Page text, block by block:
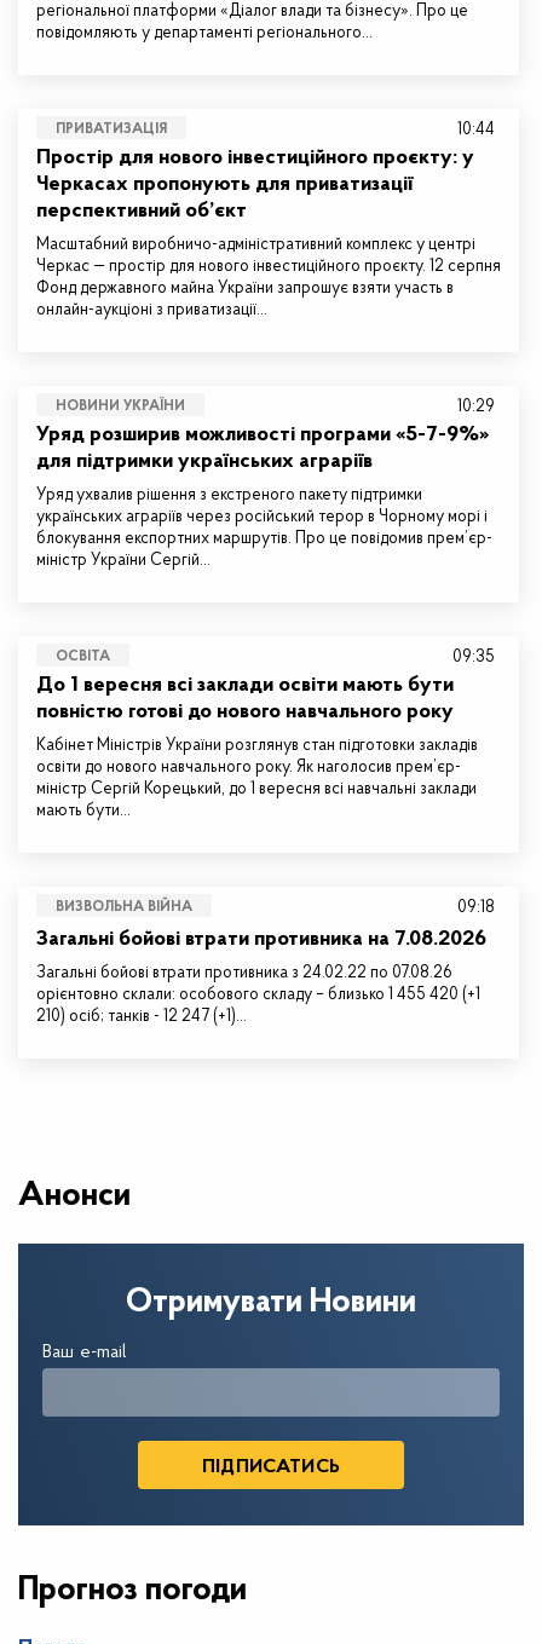
регіональної платформи «Діалог влади та бізнесу». Про це
повідомляють у департаменті регіонального…
ПРИВАТИЗАЦІЯ
Простір для нового інвестиційного проєкту: у
Черкасах пропонують для приватизації
перспективний об’єкт
Масштабний виробничо-адміністративний комплекс у центрі
Черкас — простір для нового інвестиційного проєкту. 12 серпня
Фонд державного майна України запрошує взяти участь в
онлайн-аукціоні з приватизації…
10:44
НОВИНИ УКРАЇНИ
Уряд розширив можливості програми «5-7-9%»
для підтримки українських аграріїв
Уряд ухвалив рішення з екстреного пакету підтримки
українських аграріїв через російський терор в Чорному морі і
блокування експортних маршрутів. Про це повідомив прем’єр-
міністр України Сергій…
10:29
ОСВІТА
До 1 вересня всі заклади освіти мають бути
повністю готові до нового навчального року
Кабінет Міністрів України розглянув стан підготовки закладів
освіти до нового навчального року. Як наголосив прем’єр-
міністр Сергій Корецький, до 1 вересня всі навчальні заклади
мають бути…
09:35
ВИЗВОЛЬНА ВІЙНА
Загальні бойові втрати противника на 7.08.2026
Загальні бойові втрати противника з 24.02.22 по 07.08.26
орієнтовно склали: особового складу – близько 1 455 420 (+1
210) осіб; танків - 12 247 (+1)…
09:18
Анонси
Отримувати Новини
Ваш e-mail
Прогноз погоди